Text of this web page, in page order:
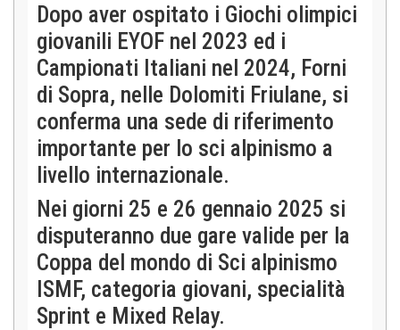
Dopo aver ospitato i Giochi olimpici
giovanili EYOF nel 2023 ed i
Campionati Italiani nel 2024, Forni
di Sopra, nelle Dolomiti Friulane, si
conferma una sede di riferimento
importante per lo sci alpinismo a
livello internazionale.
Nei giorni 25 e 26 gennaio 2025 si
disputeranno due gare valide per la
Coppa del mondo di Sci alpinismo
ISMF, categoria giovani, specialità
Sprint e Mixed Relay.